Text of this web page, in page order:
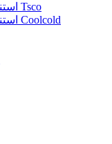
استند و پایه خنک کننده Tsco
استند و پایه خنک کننده Coolcold